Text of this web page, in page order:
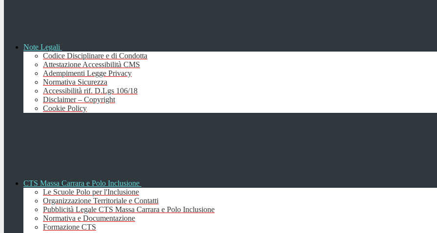
Note Legali
Codice Disciplinare e di Condotta
Attestazione Accessibilità CMS
Adempimenti Legge Privacy
Normativa Sicurezza
Accessibilità rif. D.Lgs 106/18
Disclaimer – Copyright
Cookie Policy
CTS Massa Carrara e Polo Inclusione
Le Scuole Polo per l'Inclusione
Organizzazione Territoriale e Contatti
Pubblicità Legale CTS Massa Carrara e Polo Inclusione
Normativa e Documentazione
Formazione CTS